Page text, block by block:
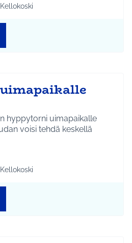
mukaan: Kehittämisverkosto -
hyppytorni uimapaikalle
voisi tehdä keskellä
mukaan: Kehittämisverkosto -